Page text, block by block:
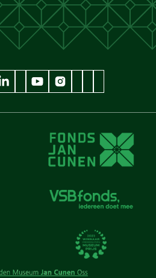
Jan Cunen
Museum Jan Cunen
Museum Jan Cunen
Museum Jan Cunen
googleplus Museum Jan Cunen
youtube Museum Jan Cunen
instagram Museum